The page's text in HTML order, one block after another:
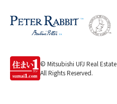
© Mitsubishi UFJ Real
All Rights Reserved.